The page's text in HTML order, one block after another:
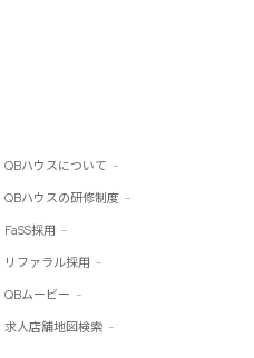
QBハウスについて
QBハウスの研修制度
FaSS採用
リファラル採用
QBムービー
求人店舗地図検索